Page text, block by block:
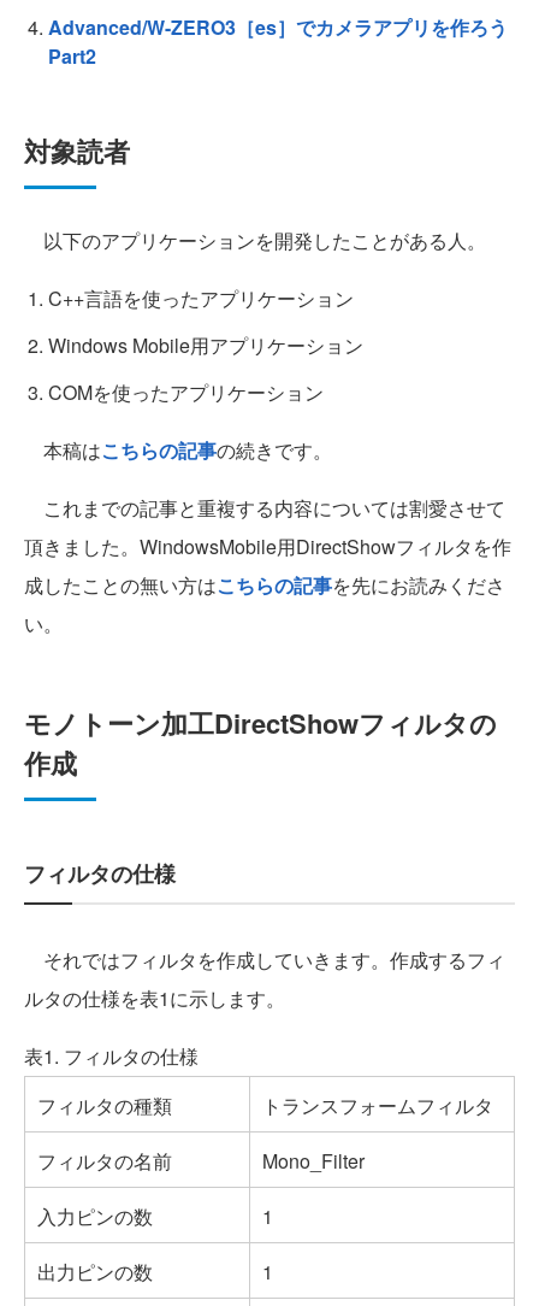
Advanced/W-ZERO3［es］でカメラアプリを作ろう
Part2
対象読者
以下のアプリケーションを開発したことがある人。
C++言語を使ったアプリケーション
Windows Mobile用アプリケーション
COMを使ったアプリケーション
本稿はこちらの記事の続きです。
これまでの記事と重複する内容については割愛させて
頂きました。WindowsMobile用DirectShowフィルタを作
成したことの無い方はこちらの記事を先にお読みくださ
い。
モノトーン加工DirectShowフィルタの
作成
フィルタの仕様
それではフィルタを作成していきます。作成するフィ
ルタの仕様を表1に示します。
表1. フィルタの仕様
フィルタの種類
トランスフォームフィルタ
フィルタの名前
Mono_Filter
入力ピンの数
1
出力ピンの数
1